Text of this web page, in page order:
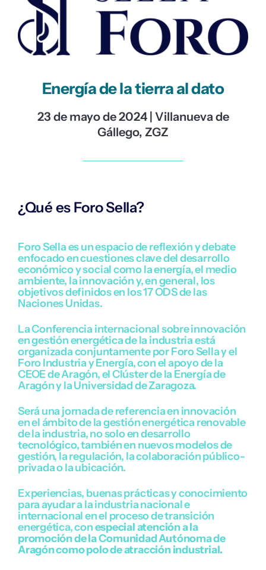
Energía de la tierra al dato
23 de mayo de 2024 | Villanueva de
Gállego, ZGZ
¿Qué es Foro Sella?
Foro Sella es un espacio de reflexión y debate
enfocado en cuestiones clave del desarrollo
económico y social como la energía, el medio
ambiente, la innovación y, en general, los
objetivos definidos en los 17 ODS de las
Naciones Unidas.
La Conferencia internacional sobre innovación
en gestión energética de la industria está
organizada conjuntamente por Foro Sella y el
Foro Industria y Energía, con el apoyo de la
CEOE de Aragón, el Clúster de la Energía de
Aragón y la Universidad de Zaragoza.
Será una jornada de referencia en innovación
en el ámbito de la gestión energética renovable
de la industria, no solo en desarrollo
tecnológico, también en nuevos modelos de
gestión, la regulación, la colaboración público-
privada o la ubicación.
Experiencias, buenas prácticas y conocimiento
para ayudar a la industria nacional e
internacional en el proceso de transición
energética, conespecial atención a la
promoción de la Comunidad Autónoma de
Aragón como polo de atracción industrial.